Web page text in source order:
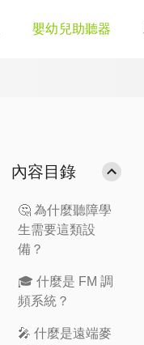
嬰幼兒助聽器
內容目錄
🤔 為什麼聽障學
生需要這類設
備？
🎓 什麼是 FM 調
頻系統？
🎤 什麼是遠端麥